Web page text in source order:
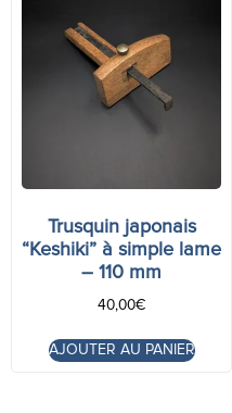
Trusquin japonais
“Keshiki” à simple lame
– 110 mm
40,00€
AJOUTER AU PANIER